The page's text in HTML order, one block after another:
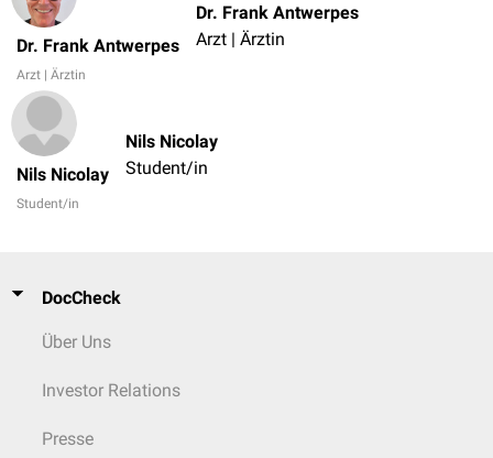
Dr. Frank Antwerpes
Arzt | Ärztin
Dr. Frank Antwerpes
Arzt | Ärztin
Nils Nicolay
Student/in
Nils Nicolay
Student/in
DocCheck
Über Uns
Investor Relations
Presse